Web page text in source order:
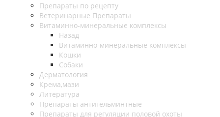
Препараты по рецепту
Ветеринарные Препараты
Витаминно-минеральные комплексы
Назад
Витаминно-минеральные комплексы
Кошки
Собаки
Дерматология
Крема,мази
Литература
Препараты антигельминтные
Препараты для регуляции половой охоты